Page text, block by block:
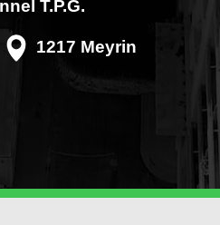
T.P.G.
1217 Meyrin